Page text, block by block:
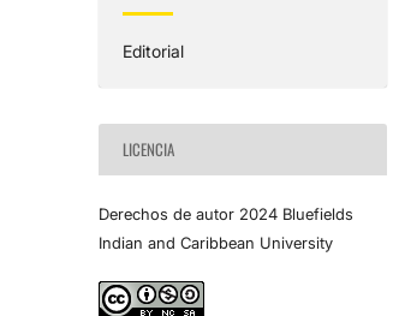
Editorial
LICENCIA
Derechos de autor 2024 Bluefields
Indian and Caribbean University